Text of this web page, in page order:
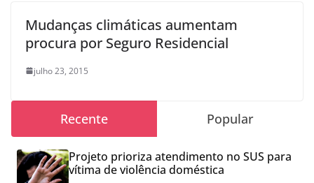
Mudanças climáticas aumentam
procura por Seguro Residencial
julho 23, 2015
Recente Popular
Projeto prioriza atendimento no SUS para
vítima de violência doméstica